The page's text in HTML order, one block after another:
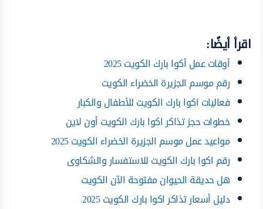
اقرأ أيضًا:
أوقات عمل أكوا بارك الكويت 2025
رقم موسم الجزيرة الخضراء الكويت
فعاليات اكوا بارك الكويت للأطفال والكبار
خطوات حجز تذاكر اكوا بارك الكويت أون لاين
مواعيد عمل موسم الجزيرة الخضراء الكويت 2025
رقم اكوا بارك الكويت للاستفسار والشكاوى
هل حديقة الحيوان مفتوحة الآن الكويت
دليل أسعار تذاكر اكوا بارك الكويت 2025